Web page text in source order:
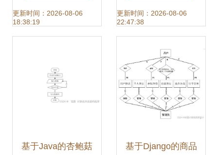
与实现——计算机
更新时间：2026-08-06
18:38:19
设计与实现
更新时间：2026-08-06
22:47:38
基于Java的杏鲍菇 基于Django的商品